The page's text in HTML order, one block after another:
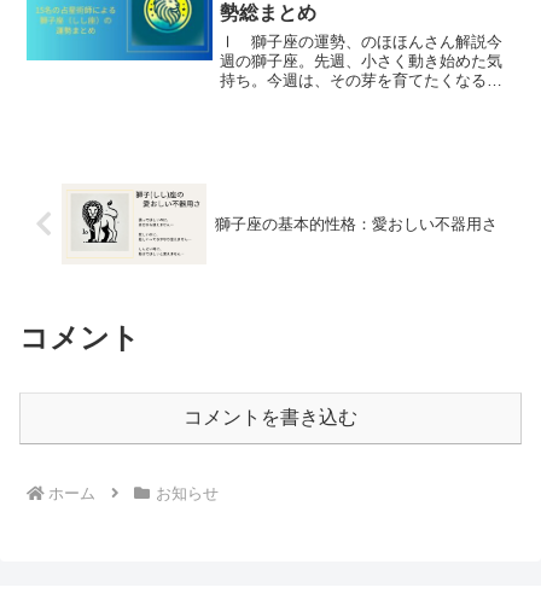
勢総まとめ
Ⅰ 獅子座の運勢、のほほんさん解説今
週の獅子座。先週、小さく動き始めた気
持ち。今週は、その芽を育てたくなる一
獅子座の基本的性格：愛おしい不器用さ
コメント
コメントを書き込む
ホーム お知らせ